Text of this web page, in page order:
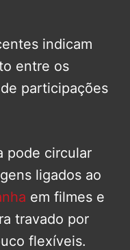
indicam
entre os
participações
pode circular
ligados ao
em filmes e
travado por
flexíveis.